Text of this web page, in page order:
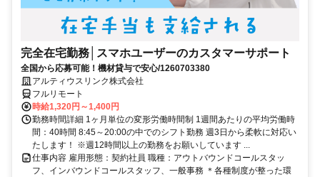
完全在宅勤務│スマホユーザーのカスタマーサポート
全国から応募可能！機材貸与で安心/1260703380
アルティウスリンク株式会社
フルリモート
時給1,320円～1,400円
勤務時間詳細 1ヶ月単位の変形労働時間制 1週間あたりの平均労働時
間：40時間 8:45～20:00の中でのシフト勤務 週3日から柔軟に対応い
たします！ ※週12時間以上の勤務をお願いしています ...
仕事内容 雇用形態：契約社員 職種：アウトバウンドコールスタッ
フ、インバウンドコールスタッフ、一般事務 ＊各種制度が整った環